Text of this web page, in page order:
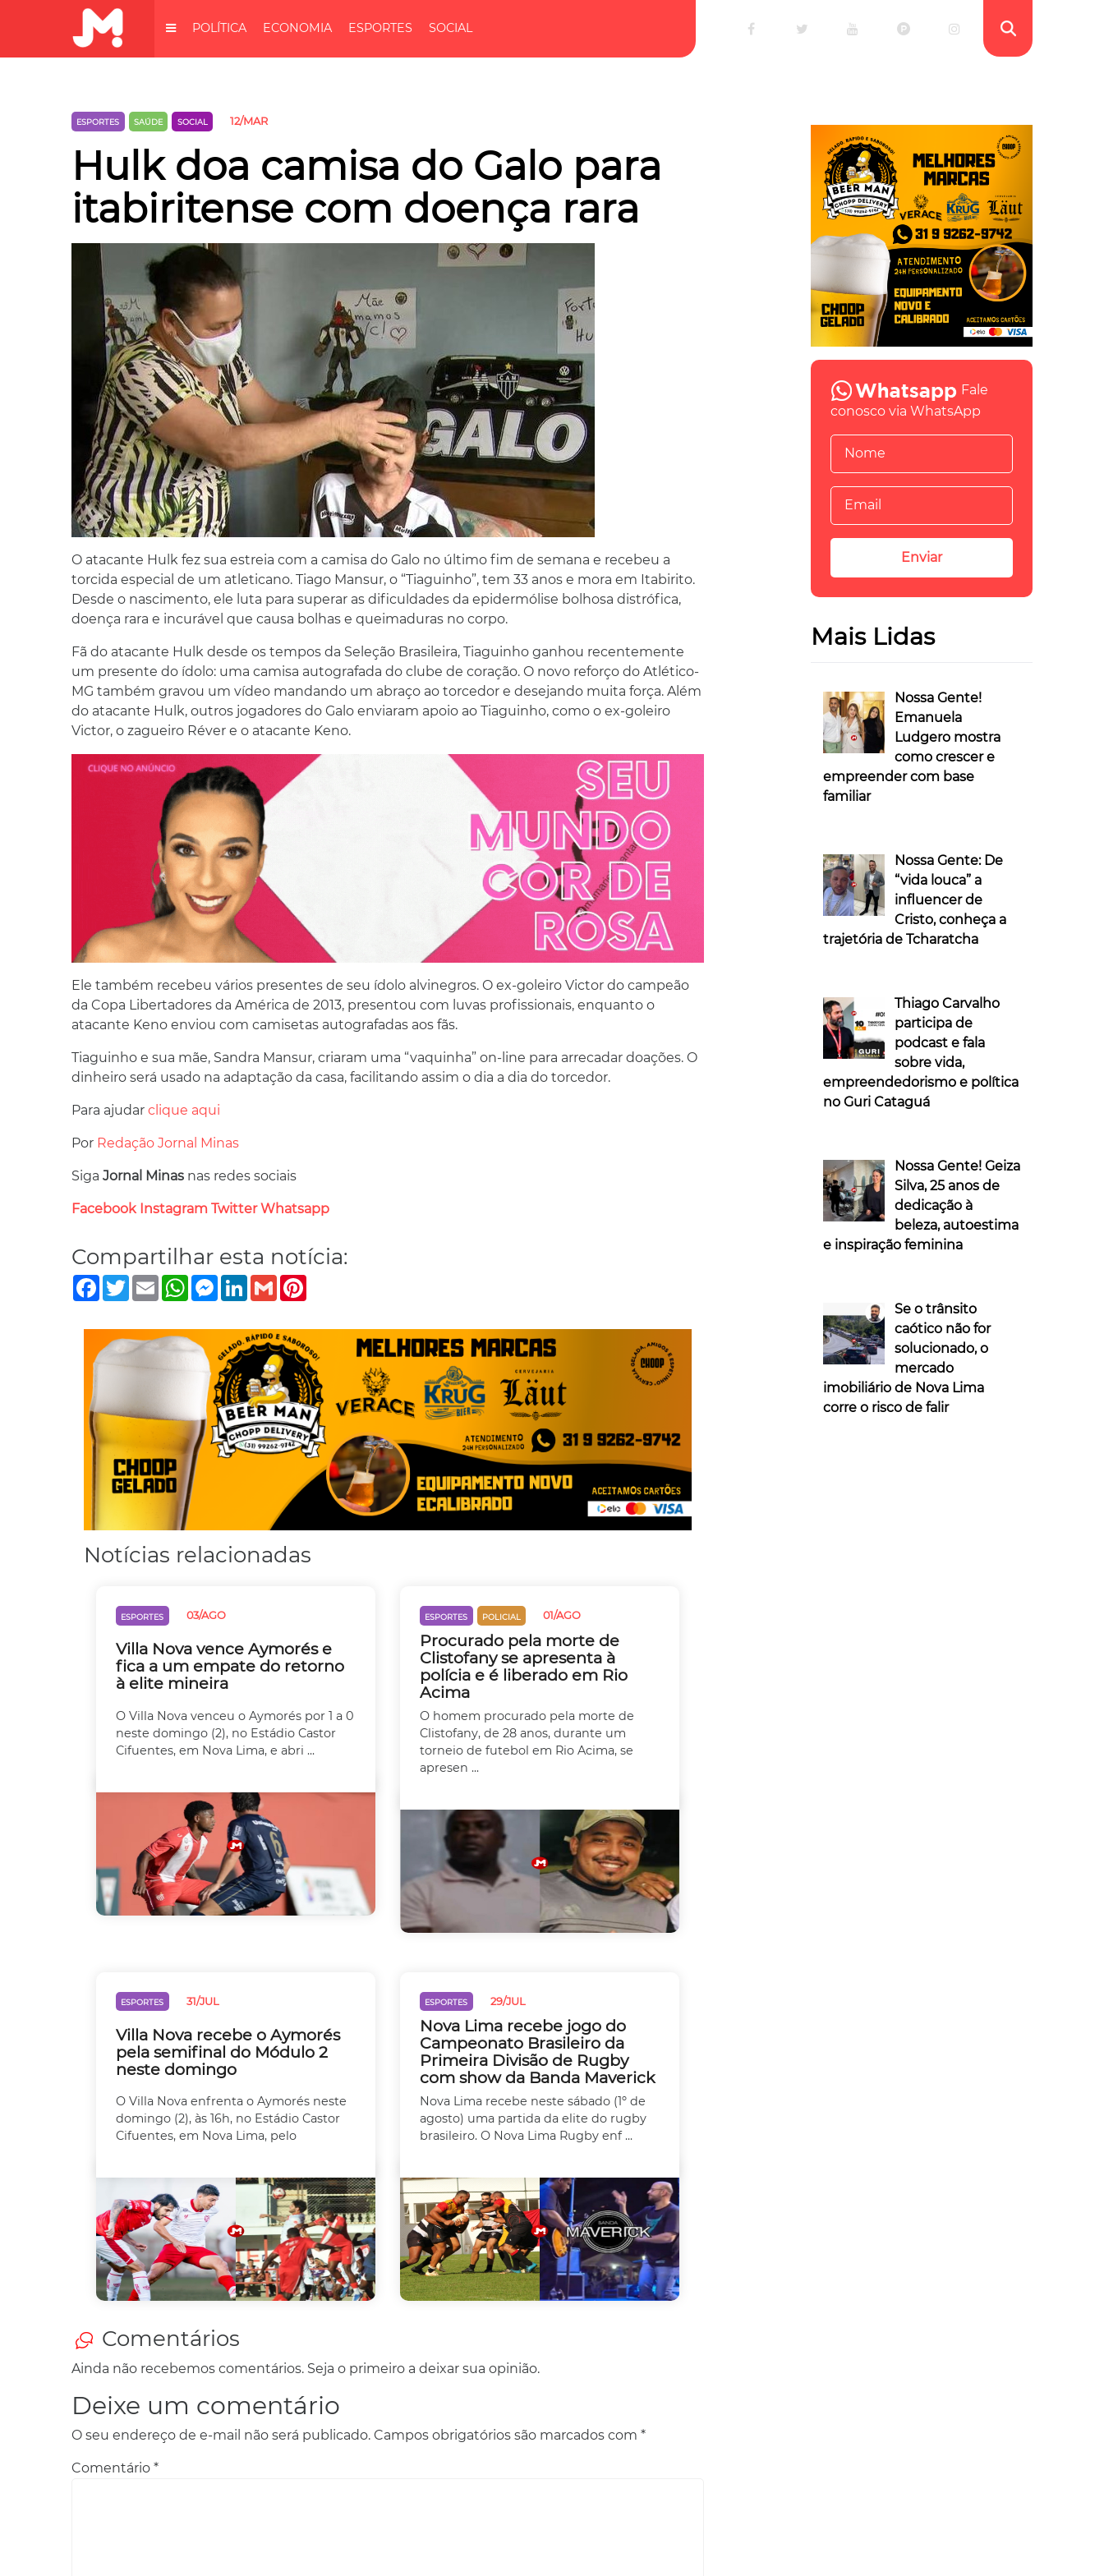
POLÍTICA ECONOMIA ESPORTES SOCIAL
ESPORTES SAÚDE SOCIAL 12/MAR
Hulk doa camisa do Galo para
itabiritense com doença rara
O atacante Hulk fez sua estreia com a camisa do Galo no último fim de semana e recebeu a
torcida especial de um atleticano. Tiago Mansur, o “Tiaguinho”, tem 33 anos e mora em Itabirito.
Desde o nascimento, ele luta para superar as dificuldades da epidermólise bolhosa distrófica,
doença rara e incurável que causa bolhas e queimaduras no corpo.
Fã do atacante Hulk desde os tempos da Seleção Brasileira, Tiaguinho ganhou recentemente
um presente do ídolo: uma camisa autografada do clube de coração. O novo reforço do Atlético-
MG também gravou um vídeo mandando um abraço ao torcedor e desejando muita força. Além
do atacante Hulk, outros jogadores do Galo enviaram apoio ao Tiaguinho, como o ex-goleiro
Victor, o zagueiro Réver e o atacante Keno.
Ele também recebeu vários presentes de seu ídolo alvinegros. O ex-goleiro Victor do campeão
da Copa Libertadores da América de 2013, presentou com luvas profissionais, enquanto o
atacante Keno enviou com camisetas autografadas aos fãs.
Tiaguinho e sua mãe, Sandra Mansur, criaram uma “vaquinha” on-line para arrecadar doações. O
dinheiro será usado na adaptação da casa, facilitando assim o dia a dia do torcedor.
Para ajudar clique aqui
Por Redação Jornal Minas
Siga Jornal Minas nas redes sociais
Facebook Instagram Twitter Whatsapp
Compartilhar esta notícia:
Facebook
TwitterEmailWhatsApp
Messenger
LinkedIn
Gmail
Notícias relacionadas
ESPORTES 03/AGO
Villa Nova vence Aymorés e
fica a um empate do retorno
à elite mineira
O Villa Nova venceu o Aymorés por 1 a 0
neste domingo (2), no Estádio Castor
Cifuentes, em Nova Lima, e abri ...
ESPORTES POLICIAL 01/AGO
Procurado pela morte de
Clistofany se apresenta à
polícia e é liberado em Rio
Acima
O homem procurado pela morte de
Clistofany, de 28 anos, durante um
torneio de futebol em Rio Acima, se
apresen ...
ESPORTES 31/JUL
Villa Nova recebe o Aymorés
pela semifinal do Módulo 2
neste domingo
O Villa Nova enfrenta o Aymorés neste
domingo (2), às 16h, no Estádio Castor
Cifuentes, em Nova Lima, pelo
ESPORTES 29/JUL
Nova Lima recebe jogo do
Campeonato Brasileiro da
Primeira Divisão de Rugby
com show da Banda Maverick
Nova Lima recebe neste sábado (1º de
agosto) uma partida da elite do rugby
brasileiro. O Nova Lima Rugby enf ...
Comentários
Ainda não recebemos comentários. Seja o primeiro a deixar sua opinião.
Deixe um comentário
O seu endereço de e-mail não será publicado. Campos obrigatórios são marcados com *
Comentário *
Fale
conosco via WhatsApp
Mais Lidas
Nossa Gente!
Emanuela
Ludgero mostra
como crescer e
empreender com base
familiar
Nossa Gente: De
“vida louca” a
influencer de
Cristo, conheça a
trajetória de Tcharatcha
Thiago Carvalho
participa de
podcast e fala
sobre vida,
empreendedorismo e política
no Guri Cataguá
Nossa Gente! Geiza
Silva, 25 anos de
dedicação à
beleza, autoestima
e inspiração feminina
Se o trânsito
caótico não for
solucionado, o
mercado
imobiliário de Nova Lima
corre o risco de falir